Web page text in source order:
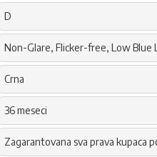
D
Non-Glare, Flicker-free, Low Blue
Crna
36 meseci
Zagarantovana sva prava kupaca